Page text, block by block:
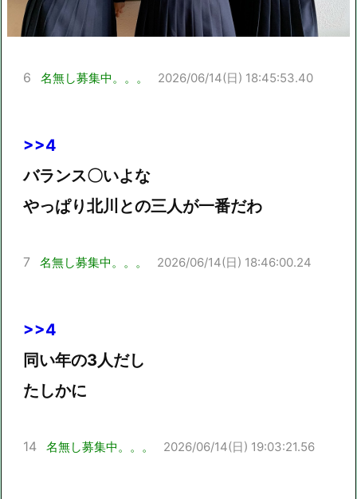
6 名無し募集中。。。 2026/06/14(日) 18:45:53.40
>>4
バランス〇いよな
やっぱり北川との三人が一番だわ
7 名無し募集中。。。 2026/06/14(日) 18:46:00.24
>>4
同い年の3人だし
たしかに
14 名無し募集中。。。 2026/06/14(日) 19:03:21.56